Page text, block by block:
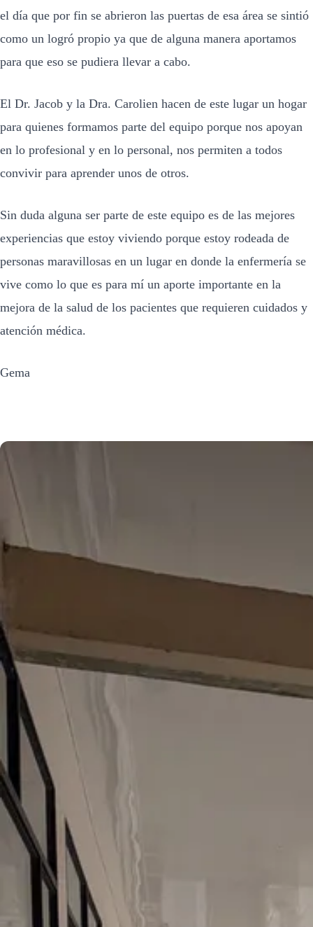
el día que por fin se abrieron las puertas de esa área se sintió
como un logró propio ya que de alguna manera aportamos
para que eso se pudiera llevar a cabo.
El Dr. Jacob y la Dra. Carolien hacen de este lugar un hogar
para quienes formamos parte del equipo porque nos apoyan
en lo profesional y en lo personal, nos permiten a todos
convivir para aprender unos de otros.
Sin duda alguna ser parte de este equipo es de las mejores
experiencias que estoy viviendo porque estoy rodeada de
personas maravillosas en un lugar en donde la enfermería se
vive como lo que es para mí un aporte importante en la
mejora de la salud de los pacientes que requieren cuidados y
atención médica.
Gema